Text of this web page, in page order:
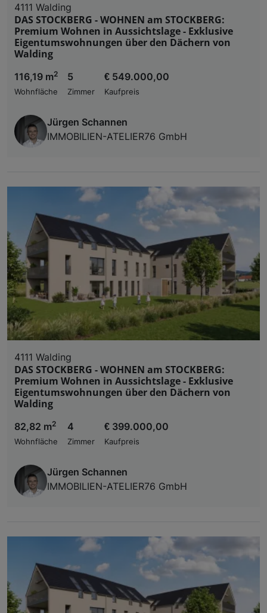
4111 Walding
DAS STOCKBERG - WOHNEN am STOCKBERG:
Premium Wohnen in Aussichtslage - Exklusive
Eigentumswohnungen über den Dächern von
Walding
116,19 m2
Wohnfläche
5
Zimmer
€ 549.000,00
Kaufpreis
Jürgen Schannen
IMMOBILIEN-ATELIER76 GmbH
4111 Walding
DAS STOCKBERG - WOHNEN am STOCKBERG:
Premium Wohnen in Aussichtslage - Exklusive
Eigentumswohnungen über den Dächern von
Walding
82,82 m2
Wohnfläche
4
Zimmer
€ 399.000,00
Kaufpreis
Jürgen Schannen
IMMOBILIEN-ATELIER76 GmbH